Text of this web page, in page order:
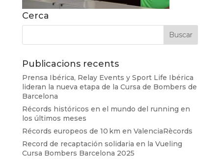
Cerca
Publicacions recents
Prensa Ibérica, Relay Events y Sport Life Ibérica
lideran la nueva etapa de la Cursa de Bombers de
Barcelona
Récords históricos en el mundo del running en
los últimos meses
Récords europeos de 10 km en ValenciaRècords
Record de recaptación solidaria en la Vueling
Cursa Bombers Barcelona 2025